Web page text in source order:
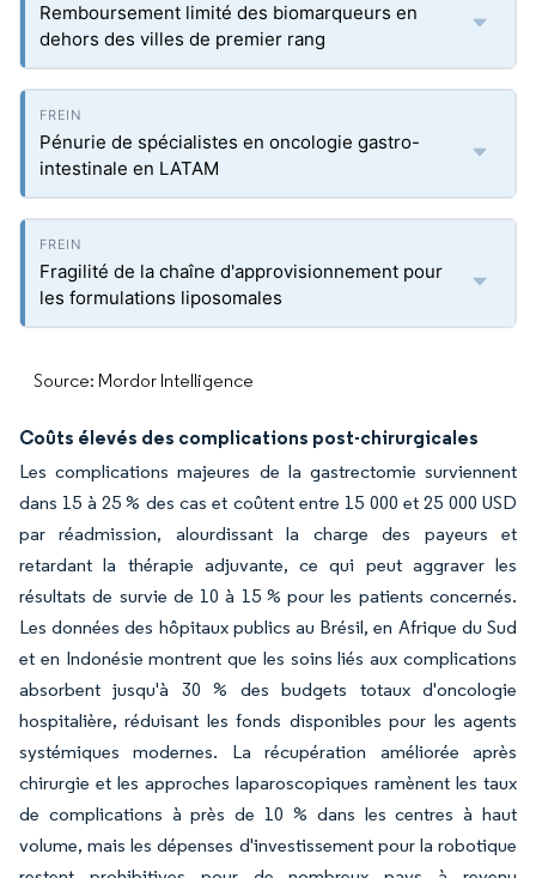
Remboursement limité des biomarqueurs en
dehors des villes de premier rang
Pénurie de spécialistes en oncologie gastro-
intestinale en LATAM
Fragilité de la chaîne d'approvisionnement pour
les formulations liposomales
Source: Mordor Intelligence
Coûts élevés des complications post-chirurgicales
Les complications majeures de la gastrectomie surviennent
dans 15 à 25 % des cas et coûtent entre 15 000 et 25 000 USD
par réadmission, alourdissant la charge des payeurs et
retardant la thérapie adjuvante, ce qui peut aggraver les
résultats de survie de 10 à 15 % pour les patients concernés.
Les données des hôpitaux publics au Brésil, en Afrique du Sud
et en Indonésie montrent que les soins liés aux complications
absorbent jusqu'à 30 % des budgets totaux d'oncologie
hospitalière, réduisant les fonds disponibles pour les agents
systémiques modernes. La récupération améliorée après
chirurgie et les approches laparoscopiques ramènent les taux
de complications à près de 10 % dans les centres à haut
volume, mais les dépenses d'investissement pour la robotique